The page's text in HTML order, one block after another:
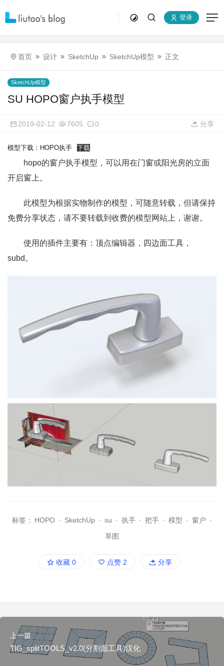
登录
首页 设计 SketchUp SketchUp模型 正文
SketchUp模型
SU HOPO窗户执手模型
2019-02-12 7605 0 分享
模型下载：HOPO执手 下载
hopo的窗户执手模型，可以用在门窗或阳光房的立面
开启窗上。
此模型为根据实物制作的模型，可随意转载，但请保持
免费分享状态，请不要转载到收费的模型网站上，谢谢。
使用的插件主要有：顶点编辑器，四边面工具，
subd。
标签： HOPO · SketchUp · su · 执手 · 把手 · 模型 · 窗户 ·
草图
收藏 0 点赞 2 分享
上一篇
TIG_splitTOOLS_v2.0(分割面工具)汉化